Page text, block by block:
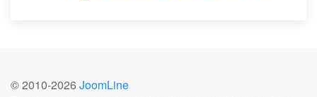
© 2010-2026 JoomLine